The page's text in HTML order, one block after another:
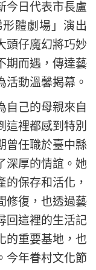
今日代表市長盧
體劇場」演出
頭仔魔幻將巧妙
期而遇，傳達藝
活動溫馨揭幕。
自己的母親來自
這裡都感到特別
曾任職於臺中縣
深厚的情誼。她
保存和活化，
修復，也透過藝
回這裡的生活記
的重要基地，也
今年眷村文化節